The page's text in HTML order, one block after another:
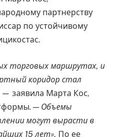
партнерству
по устойчивому
торговых маршрутах, и
коридор стал
— заявила Марта Кос,
— Объемы
могут вырасти в
15 лет». По ее